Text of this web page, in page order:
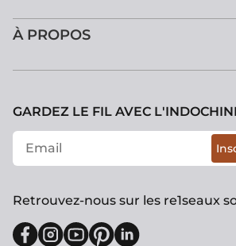
À PROPOS
GARDEZ LE FIL AVEC
Retrouvez-nous sur les re1seaux